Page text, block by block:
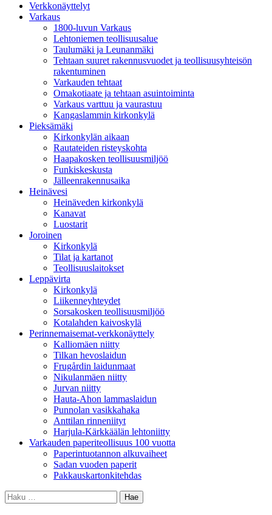
Verkkonäyttelyt
Varkaus
1800-luvun Varkaus
Lehtoniemen teollisuusalue
Taulumäki ja Leunanmäki
Tehtaan suuret rakennusvuodet ja teollisuusyhteisön
rakentuminen
Varkauden tehtaat
Omakotiaate ja tehtaan asuintoiminta
Varkaus varttuu ja vaurastuu
Kangaslammin kirkonkylä
Pieksämäki
Kirkonkylän aikaan
Rautateiden risteyskohta
Haapakosken teollisuusmiljöö
Funkiskeskusta
Jälleenrakennusaika
Heinävesi
Heinäveden kirkonkylä
Kanavat
Luostarit
Joroinen
Kirkonkylä
Tilat ja kartanot
Teollisuuslaitokset
Leppävirta
Kirkonkylä
Liikenneyhteydet
Sorsakosken teollisuusmiljöö
Kotalahden kaivoskylä
Perinnemaisemat-verkkonäyttely
Kalliomäen niitty
Tilkan hevoslaidun
Frugårdin laidunmaat
Nikulanmäen niitty
Jurvan niitty
Hauta-Ahon lammaslaidun
Punnolan vasikkahaka
Anttilan rinneniityt
Harjula-Kärkkäälän lehtoniitty
Varkauden paperiteollisuus 100 vuotta
Paperintuotannon alkuvaiheet
Sadan vuoden paperit
Pakkauskartonkitehdas
Haku: